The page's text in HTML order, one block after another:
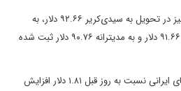
نفت سنگین ایران (Iran Heavy) نیز در تحویل به سیدی‌کریر ۹۲.۶۶ دلار، به
شمال غرب اروپا و آفریقای جنوبی ۹۱.۶۶ دلار و به مدیترانه ۹۰.۷۶ دلار ثبت شده
بر اساس این گزارش، همه گریدهای ایرانی نسبت به روز قبل ۱.۸۱ دلار افزایش